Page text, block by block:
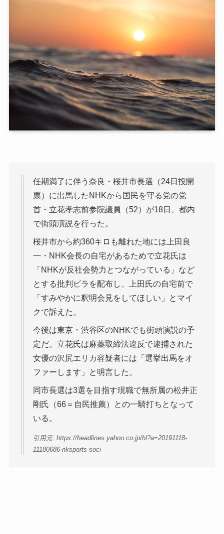
任期満了に伴う奈良・桜井市長選（24日投開
票）に出馬したNHKから国民を守る党の党
首・立花孝志前参院議員（52）が18日、都内
で街頭演説を行った。
桜井市から約360キロも離れた地には上田良
一・NHK会長の自宅があるためで立花氏は
「NHKが反社会勢力とつながっている」など
とする批判ビラを配布し、上田氏の自宅前で
「すみやかに釈明会見をしてほしい」とマイ
クで訴えた。
今後は東京・渋谷区のNHKでも街頭演説の予
定だ。立花氏は麻薬取締法違反で逮捕された
女優の沢尻エリカ容疑者には「選挙出馬をオ
ファーします」と明言した。
同市長選は3選を目指す現職で無所属の松井正
剛氏（66＝自民推薦）との一騎打ちとなって
いる。
引用元: https://headlines.yahoo.co.jp/hl?a=20191118-
11180686-nksports-soci